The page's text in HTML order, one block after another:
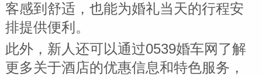
客感到舒适，也能为婚礼当天的行程安
排提供便利。
此外，新人还可以通过0539婚车网了解
更多关于酒店的优惠信息和特色服务，